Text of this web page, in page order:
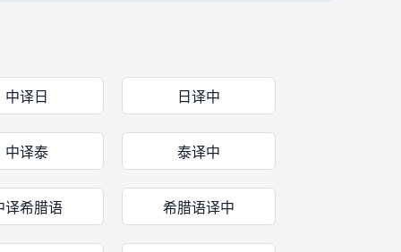
中译日 日译中
中译泰 泰译中
译希腊语 希腊语译中